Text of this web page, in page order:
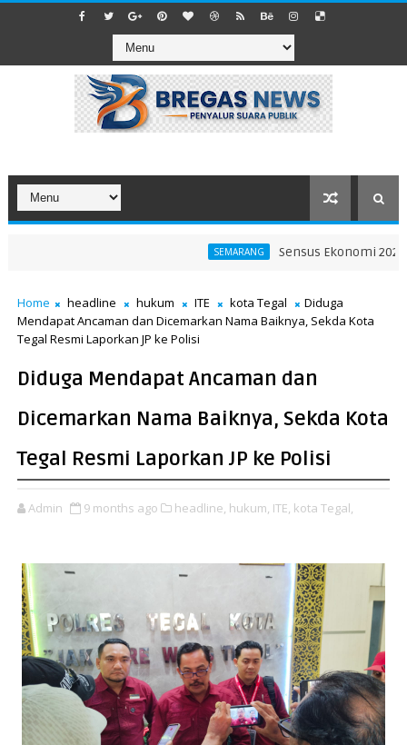
SEMARANG Sensus Ekonomi 2026
Home headline hukum ITE kota Tegal
Diduga
Mendapat Ancaman dan Dicemarkan Nama Baiknya, Sekda Kota
Tegal Resmi Laporkan JP ke Polisi
Diduga Mendapat Ancaman dan
Dicemarkan Nama Baiknya, Sekda Kota
Tegal Resmi Laporkan JP ke Polisi
Admin 9 months ago headline, hukum, ITE, kota Tegal,